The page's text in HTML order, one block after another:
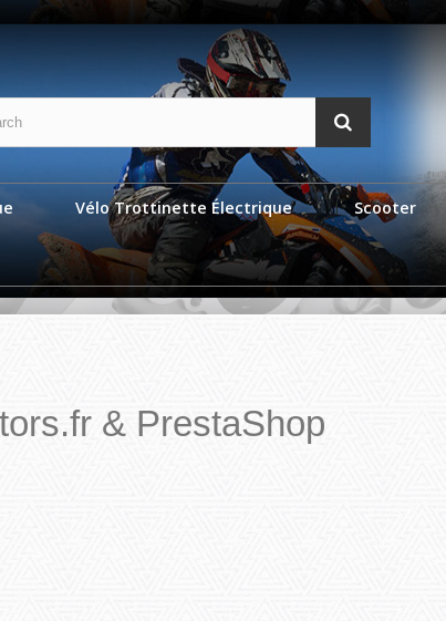
Vélo Trottinette Électrique Scooter
& PrestaShop